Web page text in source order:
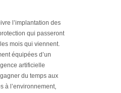
l’implantation des
qui passeront
mois qui viennent.
équipées d’un
artificielle
du temps aux
à l’environnement,